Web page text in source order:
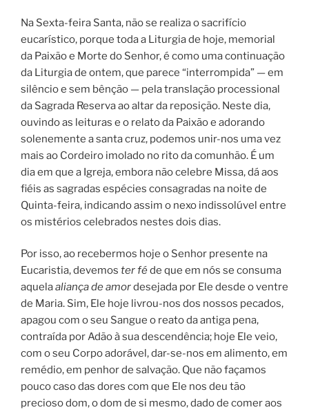
Na Sexta-feira Santa, não se realiza o sacrifício
eucarístico, porque toda a Liturgia de hoje, memorial
da Paixão e Morte do Senhor, é como uma continuação
da Liturgia de ontem, que parece “interrompida” — em
silêncio e sem bênção — pela translação processional
da Sagrada Reserva ao altar da reposição. Neste dia,
ouvindo as leituras e o relato da Paixão e adorando
solenemente a santa cruz, podemos unir-nos uma vez
mais ao Cordeiro imolado no rito da comunhão. É um
dia em que a Igreja, embora não celebre Missa, dá aos
fiéis as sagradas espécies consagradas na noite de
Quinta-feira, indicando assim o nexo indissolúvel entre
os mistérios celebrados nestes dois dias.
Por isso, ao recebermos hoje o Senhor presente na
Eucaristia, devemos ter féde que em nós se consuma
aquelaaliança de amordesejada por Ele desde o ventre
de Maria. Sim, Ele hoje livrou-nos dos nossos pecados,
apagou com o seu Sangue o reato da antiga pena,
contraída por Adão à sua descendência; hoje Ele veio,
com o seu Corpo adorável, dar-se-nos em alimento, em
remédio, em penhor de salvação. Que não façamos
pouco caso das dores com que Ele nos deu tão
precioso dom, o dom de si mesmo, dado de comer aos